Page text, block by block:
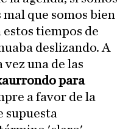
que somos bien
tiempos de
deslizando. A
una de las
para
a favor de la
supuesta